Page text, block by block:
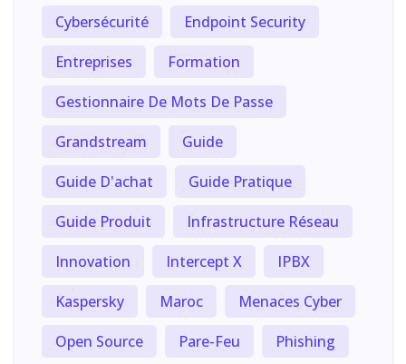
Cybersécurité
Endpoint Security
Entreprises
Formation
Gestionnaire De Mots De Passe
Grandstream
Guide
Guide D'achat
Guide Pratique
Guide Produit
Infrastructure Réseau
Innovation
Intercept X
IPBX
Kaspersky
Maroc
Menaces Cyber
Open Source
Pare-Feu
Phishing